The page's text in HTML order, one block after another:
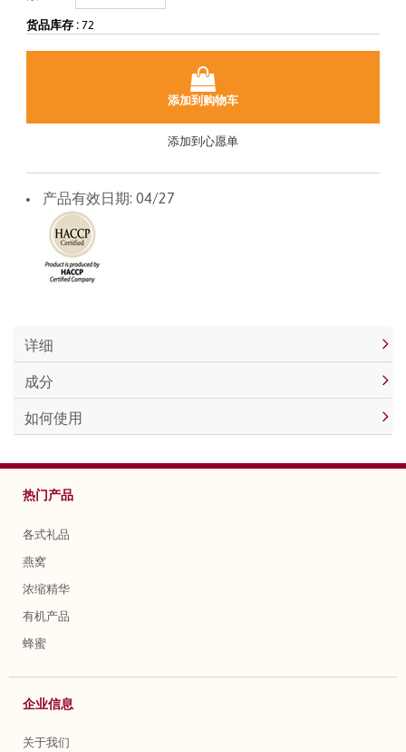
货品库存 : 72
添加到购物车
添加到心愿单
产品有效日期: 04/27
详细
成分
如何使用
热门产品
各式礼品
燕窝
浓缩精华
有机产品
蜂蜜
企业信息
关于我们